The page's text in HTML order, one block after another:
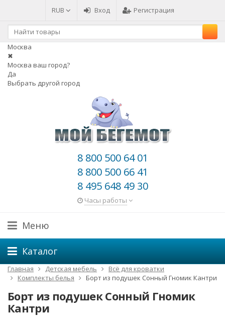
RUB Вход Регистрация
Москва
✖
Москва ваш город?
Да
Выбрать другой город
8 800 500 64 01
8 800 500 66 41
8 495 648 49 30
Часы работы
Меню
Каталог
Главная Детская мебель
Всё для кроватки
Комплекты белья
Борт из подушек Сонный Гномик Кантри
Борт из подушек Сонный Гномик
Кантри